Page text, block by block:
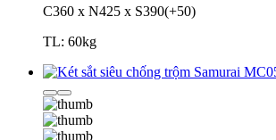
C360 x N425 x S390(+50)
TL: 60kg